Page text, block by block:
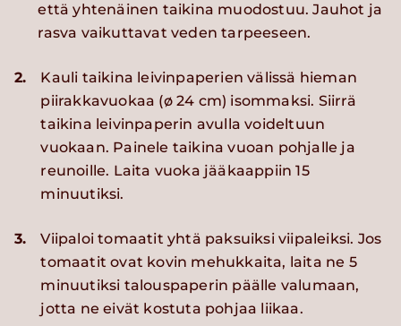
että yhtenäinen taikina muodostuu. Jauhot ja
rasva vaikuttavat veden tarpeeseen.
2.
Kauli taikina leivinpaperien välissä hieman
piirakkavuokaa (ø 24 cm) isommaksi. Siirrä
taikina leivinpaperin avulla voideltuun
vuokaan. Painele taikina vuoan pohjalle ja
reunoille. Laita vuoka jääkaappiin 15
minuutiksi.
3.
Viipaloi tomaatit yhtä paksuiksi viipaleiksi. Jos
tomaatit ovat kovin mehukkaita, laita ne 5
minuutiksi talouspaperin päälle valumaan,
jotta ne eivät kostuta pohjaa liikaa.